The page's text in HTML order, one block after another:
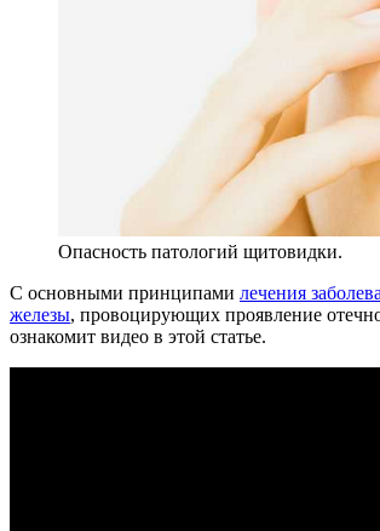
Опасность патологий щитовидки.
С основными принципами лечения
железы, провоцирующих проявление
ознакомит видео в этой статье.